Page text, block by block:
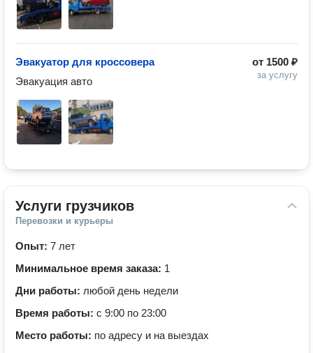
от 1500 ₽
за услугу
Эвакуатор для кроссовера
Эвакуация авто
Услуги грузчиков
Перевозки и курьеры
Опыт: 7 лет
Минимальное время заказа: 1
Дни работы: любой день недели
Время работы: с 9:00 по 23:00
Место работы: по адресу и на выездах